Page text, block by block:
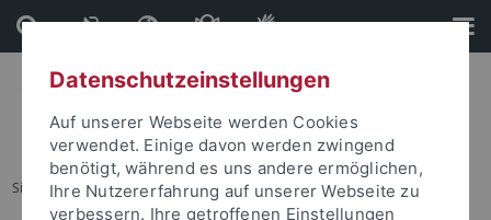
Direkt
zum
Inhalt
Direkt
zur
Fußleiste
Sie sind hier: Startseite
Datenschutzeinstellungen
Auf unserer Webseite werden Cookies
verwendet. Einige davon werden zwingend
benötigt, während es uns andere ermöglichen,
Ihre Nutzererfahrung auf unserer Webseite zu
verbessern. Ihre getroffenen Einstellungen